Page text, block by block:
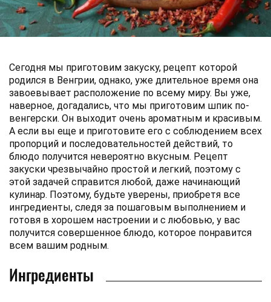
Сегодня мы приготовим закуску, рецепт которой
родился в Венгрии, однако, уже длительное время она
завоевывает расположение по всему миру. Вы уже,
наверное, догадались, что мы приготовим шпик по-
венгерски. Он выходит очень ароматным и красивым.
А если вы еще и приготовите его с соблюдением всех
пропорций и последовательностей действий, то
блюдо получится невероятно вкусным. Рецепт
закуски чрезвычайно простой и легкий, поэтому с
этой задачей справится любой, даже начинающий
кулинар. Поэтому, будьте уверены, приобретя все
ингредиенты, следя за пошаговым выполнением и
готовя в хорошем настроении и с любовью, у вас
получится совершенное блюдо, которое понравится
всем вашим родным.
Ингредиенты